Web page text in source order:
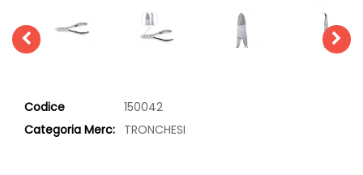
Codice
150042
Categoria Merc: TRONCHESI